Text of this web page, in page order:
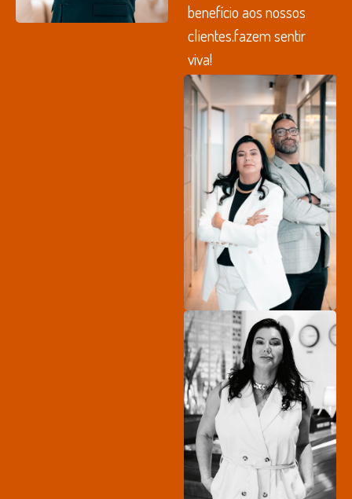
benefício aos nossos
clientes.fazem sentir
viva!